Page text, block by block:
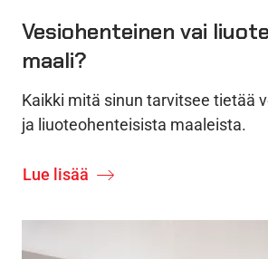
Vesiohenteinen vai
maali?
Kaikki mitä sinun tarvitsee tietää
ja liuoteohenteisista maaleista.
Lue lisää